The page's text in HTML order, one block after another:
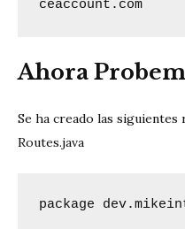
ceaccount.com
Ahora
Se ha creado las siguientes
Routes.java
package